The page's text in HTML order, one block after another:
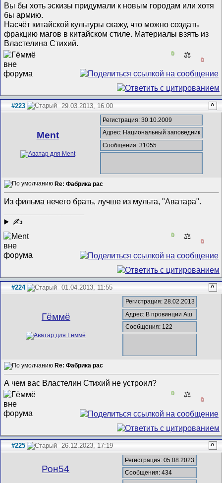
Вы бы хоть эскизы придумали к новым городам или хотя
бы армию.
Насчёт китайской культуры скажу, что можно создать
фракцию магов в китайском стиле. Материалы взять из
Властелина Стихий.
0 ⚖️
0
#223 29.03.2013, 16:00 ^
Ment
Регистрация: 30.10.2009
Адрес: Национальный заповедник
Сообщения: 31055
Re: Фабрика рас
Из фильма нечего брать, лучше из мульта, "Аватара".
✍
0 ⚖️
0
#224 01.04.2013, 11:55 ^
Гёммё
Регистрация: 28.02.2013
Адрес: В провинции Аш
Сообщения: 122
Re: Фабрика рас
А чем вас Властелин Стихий не устроил?
0 ⚖️
0
#225 26.12.2023, 17:19 ^
Рон54
Регистрация: 05.08.2023
Сообщения: 434